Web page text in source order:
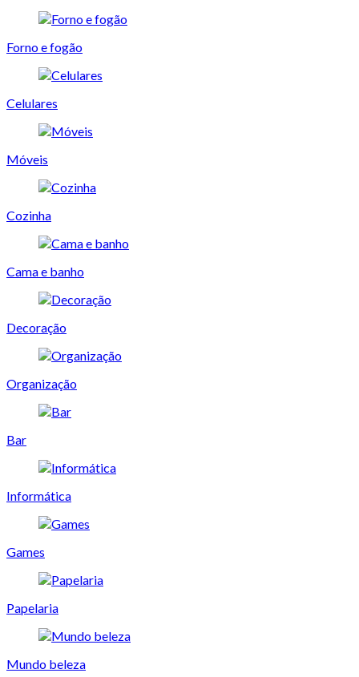
Forno e fogão
Celulares
Móveis
Cozinha
Cama e banho
Decoração
Organização
Bar
Informática
Games
Papelaria
Mundo beleza